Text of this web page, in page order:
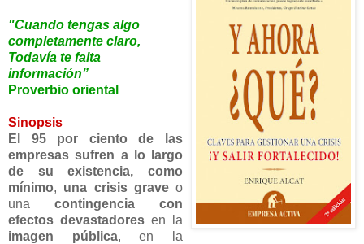
"Cuando tengas algo
completamente claro,
Todavía te falta
información”
Proverbio oriental
Sinopsis
El 95 por ciento de las
empresas sufren a lo largo
de su existencia, como
mínimo, una crisis graveo
una contingencia con
efectos devastadores en la
imagen pública, en la